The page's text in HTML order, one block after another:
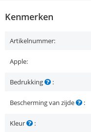
Kenmerken
Artikelnummer:
Apple:
Bedrukking :
Bescherming van zijde :
Kleur :